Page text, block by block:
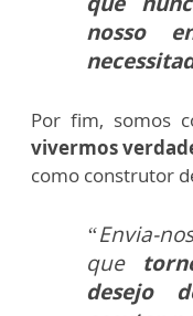
nosso
Por fim, somos
vivermos
como construtor
“Envia-
que
desejo